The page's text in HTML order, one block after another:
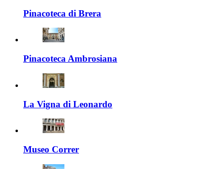
Pinacoteca di Brera
Pinacoteca Ambrosiana
La Vigna di Leonardo
Museo Correr